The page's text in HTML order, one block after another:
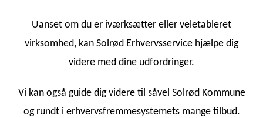
Uanset om du er iværksætter eller veletableret
virksomhed, kan Solrød Erhvervsservice hjælpe dig
videre med dine udfordringer.
Vi kan også guide dig videre til såvel Solrød Kommune
og rundt i erhvervsfremmesystemets mange tilbud.